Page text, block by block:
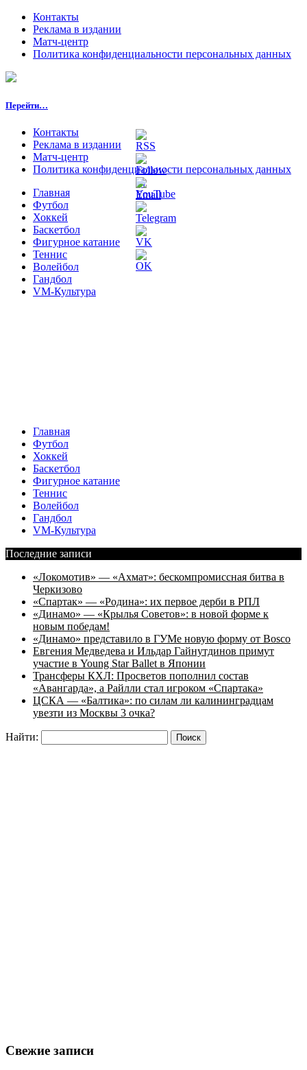
Контакты
Реклама в издании
Матч-центр
Политика конфиденциальности персональных данных
Перейти…
Контакты
Реклама в издании
Матч-центр
Политика конфиденциальности персональных данных
Главная
Футбол
Хоккей
Баскетбол
Фигурное катание
Теннис
Волейбол
Гандбол
VM-Культура
Главная
Футбол
Хоккей
Баскетбол
Фигурное катание
Теннис
Волейбол
Гандбол
VM-Культура
Последние записи
«Локомотив» — «Ахмат»: бескомпромиссная битва в
Черкизово
«Спартак» — «Родина»: их первое дерби в РПЛ
«Динамо» — «Крылья Советов»: в новой форме к
новым победам!
«Динамо» представило в ГУМе новую форму от Bosco
Евгения Медведева и Ильдар Гайнутдинов примут
участие в Young Star Ballet в Японии
Трансферы КХЛ: Просветов пополнил состав
«Авангарда», а Райлли стал игроком «Спартака»
ЦСКА — «Балтика»: по силам ли калининградцам
увезти из Москвы 3 очка?
Найти:
Свежие записи